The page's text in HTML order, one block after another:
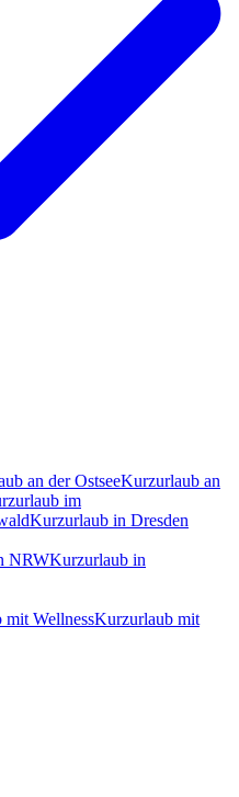
an der OstseeKurzurlaub an
im
Kurzurlaub in Dresden
NRWKurzurlaub in
WellnessKurzurlaub mit